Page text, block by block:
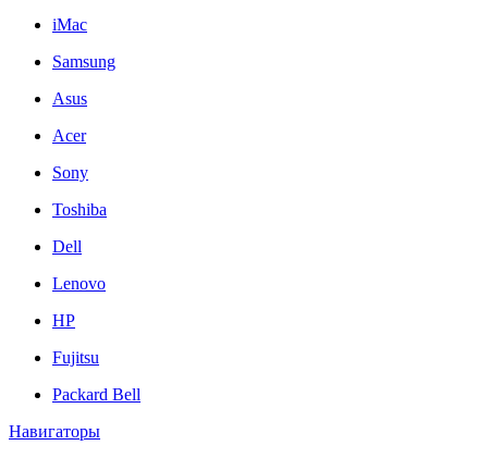
iMac
Samsung
Asus
Acer
Sony
Toshiba
Dell
Lenovo
HP
Fujitsu
Packard Bell
Навигаторы